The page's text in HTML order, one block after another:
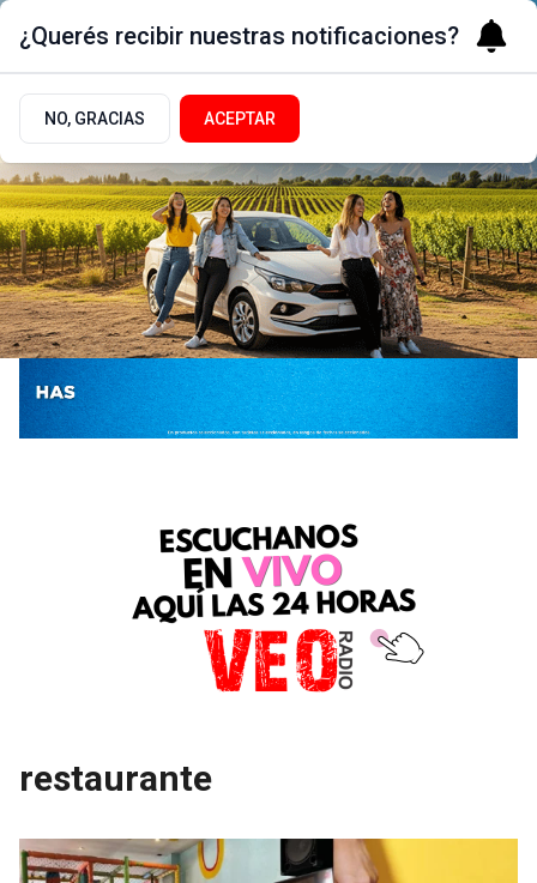
restaurante
¿Querés recibir nuestras notificaciones?
NO, GRACIAS ACEPTAR